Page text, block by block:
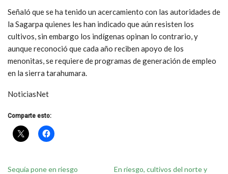
Señaló que se ha tenido un acercamiento con las autoridades de
la Sagarpa quienes les han indicado que aún resisten los
cultivos, sin embargo los indígenas opinan lo contrario, y
aunque reconoció que cada año reciben apoyo de los
menonitas, se requiere de programas de generación de empleo
en la sierra tarahumara.
NoticiasNet
Comparte esto:
Sequía pone en riesgo
En riesgo, cultivos del norte y